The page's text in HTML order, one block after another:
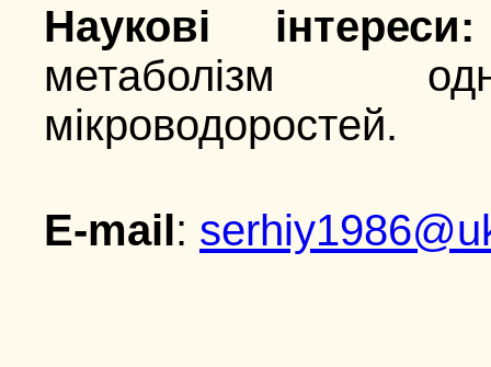
Наукові інтереси:
метаболізм
мікроводоростей.
E-mail: